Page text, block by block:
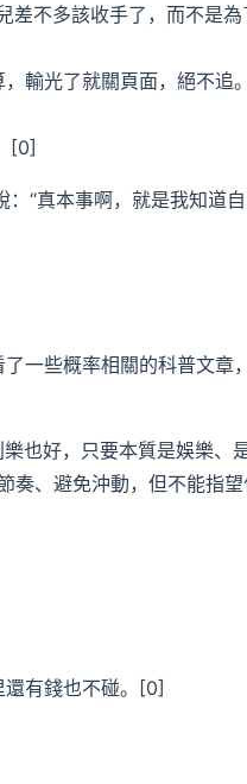
差不多該收手了，而不是為
輸光了就關頁面，絕不追。
[0]
：“真本事啊，就是我知道
一些概率相關的科普文章，
也好，只要本質是娛樂、
奏、避免沖動，但不能指
還有錢也不碰。[0]